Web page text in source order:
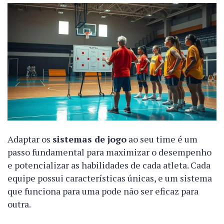
Adaptar os sistemas de jogo ao seu time é um
passo fundamental para maximizar o desempenho
e potencializar as habilidades de cada atleta. Cada
equipe possui características únicas, e um sistema
que funciona para uma pode não ser eficaz para
outra.